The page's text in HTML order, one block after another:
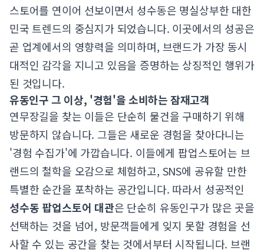
스토어를 연이어 선보이면서 성수동은 명실상부한 대한
민국 트렌드의 중심지가 되었습니다. 이곳에서의 성공은
곧 업계에서의 영향력을 의미하며, 브랜드가 가장 동시
대적인 감각을 지니고 있음을 증명하는 상징적인 행위가
된 것입니다.
유동인구 그 이상, '경험'을 소비하는 잠재고객
연무장길을 찾는 이들은 단순히 물건을 구매하기 위해
방문하지 않습니다. 그들은 새로운 경험을 찾아다니는
'경험 수집가'에 가깝습니다. 이들에게 팝업스토어는 브
랜드의 철학을 오감으로 체험하고, SNS에 공유할 만한
특별한 순간을 포착하는 공간입니다. 따라서 성공적인
성수동 팝업스토어 대관은 단순히 유동인구가 많은 곳을
선택하는 것을 넘어, 방문객들에게 잊지 못할 경험을 선
사할 수 있는 공간을 찾는 것에서부터 시작됩니다. 브랜